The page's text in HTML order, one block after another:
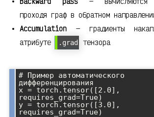
проходя граф в обратном
Accumulation — градиенты
атрибуте
.grad тензора
# Пример автоматического
дифференцирования
x = torch.tensor([2.0],
requires_grad=True)
y = torch.tensor([3.0],
requires_grad=True)